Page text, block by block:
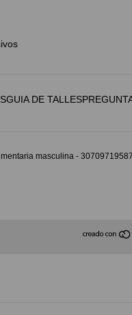
GUIA DE TALLES
masculina -